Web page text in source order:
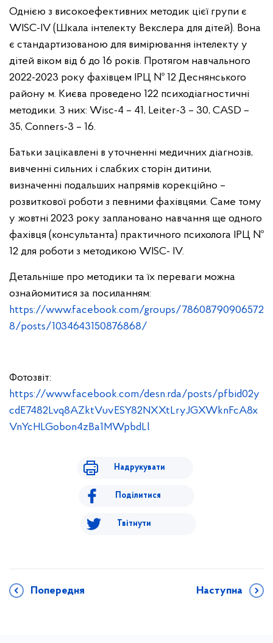
Однією з високоефективних методик цієї групи є
WISC-IV (Шкала інтелекту Векслера для дітей). Вона
є стандартизованою для вимірювання інтелекту у
дітей віком від 6 до 16 років. Протягом навчального
2022-2023 року фахівцем ІРЦ № 12 Деснянського
району м. Києва проведено 122 психодіагностичні
методики. З них: Wisc-4 – 41, Leiter-3 – 30, CASD –
35, Conners-3 – 16.
Батьки зацікавлені в уточненні медичних діагнозів,
вивченні сильних і слабких сторін дитини,
визначенні подальших напрямів корекційно –
розвиткової роботи з певними фахівцями. Саме тому
у жовтні 2023 року заплановано навчання ще одного
фахівця (консультанта) практичного психолога ІРЦ №
12 для роботи з методикою WISC- IV.
Детальніше про методики та їх переваги можна
ознайомитися за посиланням:
https://www.facebook.com/groups/78608790906572
8/posts/1034643150876868/
Фотозвіт:
https://www.facebook.com/desn.rda/posts/pfbid02y
cdE7482Lvq8AZktVuvESY82NXXtLryJGXWknFcA8x
VnYcHLGobon4zBa1MWpbdLl
Надрукувати
Поділитися
Твітнути
Попередня Наступна